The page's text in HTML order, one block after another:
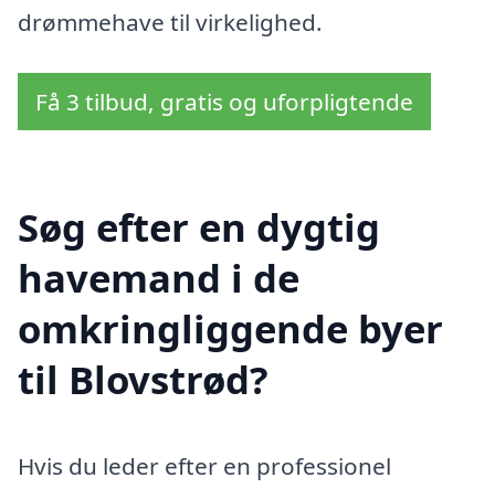
drømmehave til virkelighed.
Få 3 tilbud, gratis og uforpligtende
Søg efter en dygtig
havemand i de
omkringliggende byer
til Blovstrød?
Hvis du leder efter en professionel